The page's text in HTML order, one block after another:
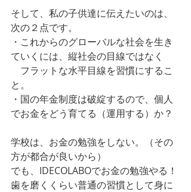
そして、私の子供達に伝えたいのは、
次の２点です。
・これからのグローバルな社会を生き
ていくには、縦社会の目線ではなく
フラットな水平目線を習慣にするこ
と。
・国の年金制度は破綻するので、個人
でお金をどう育てる（運用する）か？
学校は、お金の勉強をしない。（その
方が都合が良いから）
でも、IDECOLABOでお金の勉強やる！
歯を磨くくらい普通の習慣として身に